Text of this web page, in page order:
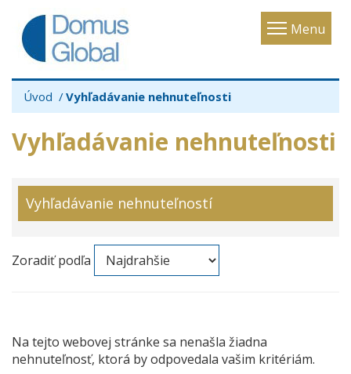
Menu
Toggle
Úvod Vyhľadávanie nehnuteľnosti
Vyhľadávanie nehnuteľnosti
Vyhľadávanie nehnuteľností
Zoradiť podľa
Na tejto webovej stránke sa nenašla žiadna
nehnuteľnosť, ktorá by odpovedala vašim kritériám.